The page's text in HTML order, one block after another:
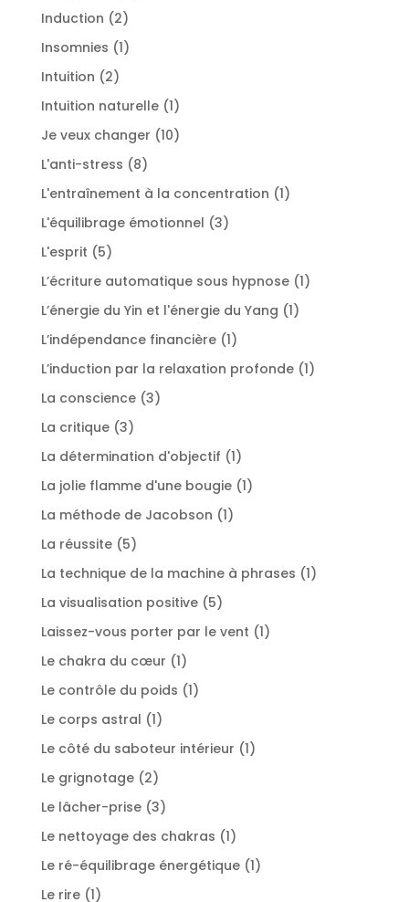
Induction 22
produits
Insomnies 11
Intuition 22
produits
Intuition naturelle 11
produit
Je veux changer 1010
L'anti-stress 88
produits
L'entraînement à la concentration 11
L'équilibrage émotionnel 33
L'esprit 55
produits
L’écriture automatique sous hypnose 11
L’énergie du Yin et l'énergie du Yang 11
L’indépendance financière 11
produit
L’induction par la relaxation profonde 11
La conscience 33
La critique 33
produits
La détermination d'objectif 11
produit
La jolie flamme d'une bougie 11
La méthode de Jacobson 11
La réussite 55
produits
La technique de la machine à phrases 11
La visualisation positive 55
produits
Laissez-vous porter par le vent 11
Le chakra du cœur 11
produit
Le contrôle du poids 11
Le corps astral 11
produit
Le côté du saboteur intérieur 11
Le grignotage 22
produits
Le lâcher-prise 33
produits
Le nettoyage des chakras 11
produit
Le ré-équilibrage énergétique 11
Le rire 11